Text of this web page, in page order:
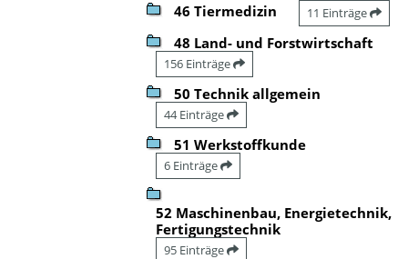
46 Tiermedizin 11 Einträge
48 Land- und Forstwirtschaft
156 Einträge
50 Technik allgemein
44 Einträge
51 Werkstoffkunde
6 Einträge
52 Maschinenbau, Energietechnik,
Fertigungstechnik
95 Einträge